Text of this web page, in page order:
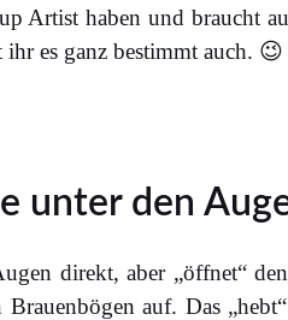
Artist haben und braucht
ihr es ganz bestimmt auch. 😉
unter den
direkt, aber „öffnet“
Brauenbögen auf. Das